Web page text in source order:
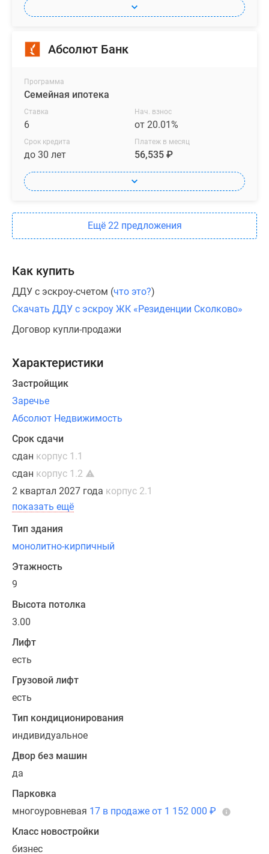
этажах
кладовые
габаритного
сезонного
имущества
Квартиру
комплексе
приобрести
в
Абсолют Банк
Программа
Семейная ипотека
Ставка
6
Нач. взнос
от 20.01%
Срок кредита
до 30 лет
Платеж в месяц
56,535 ₽
Ещё 22 предложения
Как купить
ДДУ с эскроу-счетом (что это?)
Скачать ДДУ с эскроу ЖК «Резиденции Сколково»
Договор купли-продажи
Характеристики
Застройщик
Заречье
Абсолют Недвижимость
Срок сдачи
сдан корпус 1.1
сдан корпус 1.2
2 квартал 2027 года корпус 2.1
показать ещё
Тип здания
монолитно-кирпичный
Этажность
9
Высота потолка
3.00
Лифт
есть
Грузовой лифт
есть
Тип кондиционирования
индивидуальное
Двор без машин
да
Парковка
многоуровневая 17 в продаже от 1 152 000 ₽
Класс новостройки
бизнес